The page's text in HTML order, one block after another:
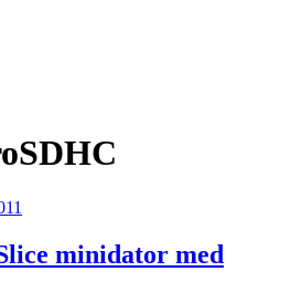
minidator med